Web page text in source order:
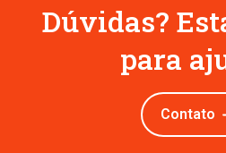
Dúvidas?
para
Contato